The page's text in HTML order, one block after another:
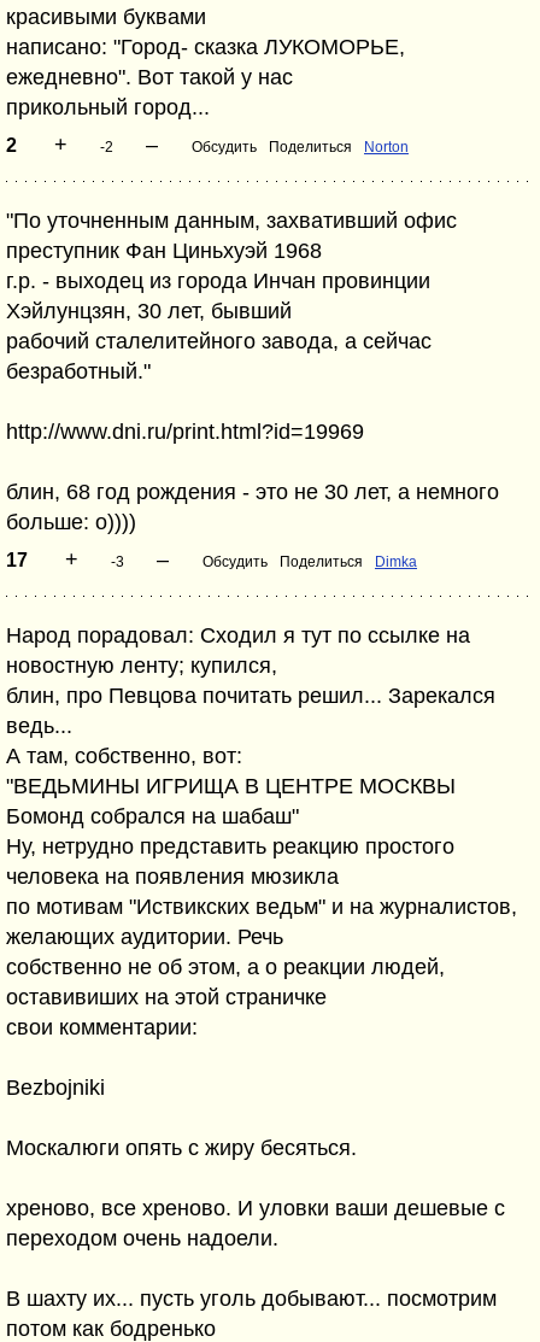
красивыми буквами
написано: "Город- сказка ЛУКОМОРЬЕ,
ежедневно". Вот такой у нас
прикольный город...
2 + -2 – Обсудить Поделиться Norton
"По уточненным данным, захвативший офис
преступник Фан Циньхуэй 1968
г.р. - выходец из города Инчан провинции
Хэйлунцзян, 30 лет, бывший
рабочий сталелитейного завода, а сейчас
безработный."
http://www.dni.ru/print.html?id=19969
блин, 68 год рождения - это не 30 лет, а немного
больше: о))))
17 + -3 – Обсудить Поделиться Dimka
Народ порадовал: Сходил я тут по ссылке на
новостную ленту; купился,
блин, про Певцова почитать решил... Зарекался
ведь...
А там, собственно, вот:
"ВЕДЬМИНЫ ИГРИЩА В ЦЕНТРЕ МОСКВЫ
Бомонд собрался на шабаш"
Ну, нетрудно представить реакцию простого
человека на появления мюзикла
по мотивам "Иствикских ведьм" и на журналистов,
желающих аудитории. Речь
собственно не об этом, а о реакции людей,
оставивиших на этой страничке
свои комментарии:
Bezbojniki
Москалюги опять с жиру бесяться.
хреново, все хреново. И уловки ваши дешевые с
переходом очень надоели.
В шахту их... пусть уголь добывают... посмотрим
потом как бодренько